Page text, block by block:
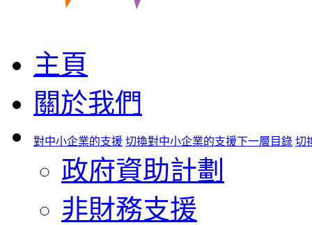
主頁
關於我們
對中小企業的支援 切換對中小企業的支援下一層目錄 切
政府資助計劃
非財務支援